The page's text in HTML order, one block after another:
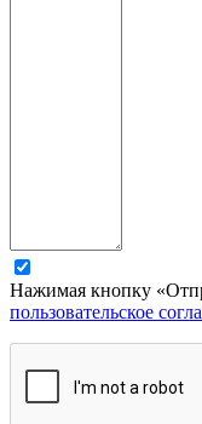
Нажимая кнопку
пользовательское